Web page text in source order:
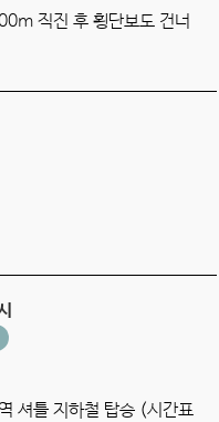
직진 후 횡단보도 건너
셔틀 지하철 탑승 (시간표